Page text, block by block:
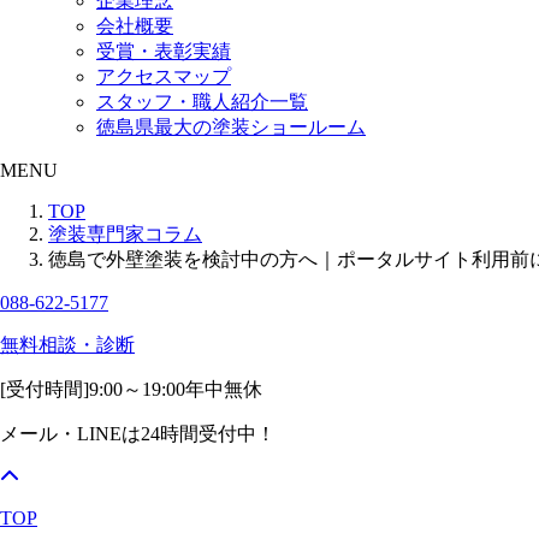
会社概要
受賞・表彰実績
アクセスマップ
スタッフ・職人紹介一覧
徳島県最大の塗装ショールーム
MENU
TOP
塗装専門家コラム
徳島で外壁塗装を検討中の方へ｜ポータルサイト利用前
088-622-5177
無料相談・診断
[受付時間]9:00～19:00年中無休
メール・LINEは24時間受付中！
TOP